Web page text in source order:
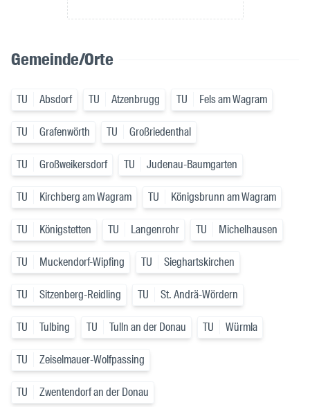
Gemeinde/Orte
TU Absdorf TU Atzenbrugg TU Fels am Wagram
TU Grafenwörth TU Großriedenthal
TU Großweikersdorf TU Judenau-Baumgarten
TU Kirchberg am Wagram TU Königsbrunn am Wagram
TU Königstetten TU Langenrohr TU Michelhausen
TU Muckendorf-Wipfing TU Sieghartskirchen
TU Sitzenberg-Reidling TU St. Andrä-Wördern
TU Tulbing TU Tulln an der Donau TU Würmla
TU Zeiselmauer-Wolfpassing
TU Zwentendorf an der Donau